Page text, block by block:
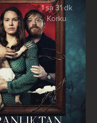
1 sa 31 dk
Korku